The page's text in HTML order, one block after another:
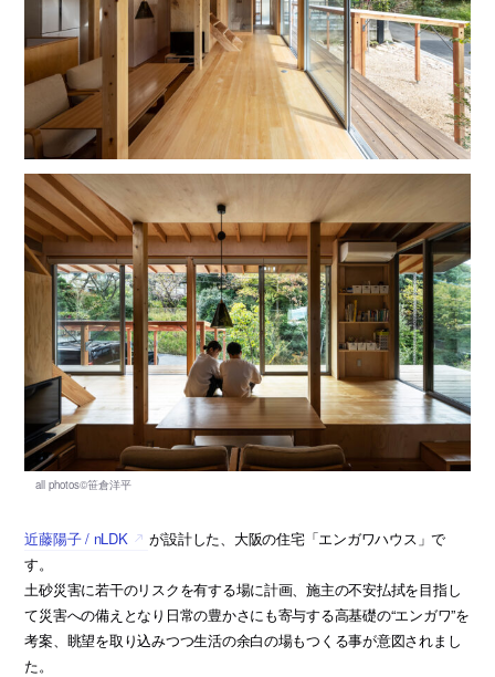
近藤陽子 / nLDK
が設計した、大阪の住宅「エンガワハウス」で
す。
土砂災害に若干のリスクを有する場に計画、施主の不安払拭を目指し
て災害への備えとなり日常の豊かさにも寄与する高基礎の“エンガワ”を
考案、眺望を取り込みつつ生活の余白の場もつくる事が意図されまし
た。